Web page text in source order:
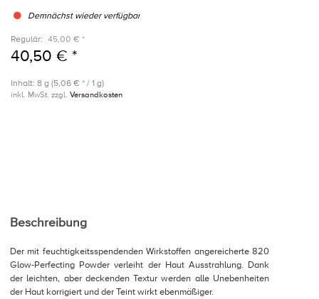
Demnächst wieder verfügbar
Regulär: 45,00 € *
40,50 € *
Inhalt: 8 g (5,06 € * / 1 g)
inkl. MwSt. zzgl. Versandkosten
Beschreibung
Der mit feuchtigkeitsspendenden Wirkstoffen angereicherte 820
Glow-Perfecting Powder verleiht der Haut Ausstrahlung. Dank
der leichten, aber deckenden Textur werden alle Unebenheiten
der Haut korrigiert und der Teint wirkt ebenmäßiger.